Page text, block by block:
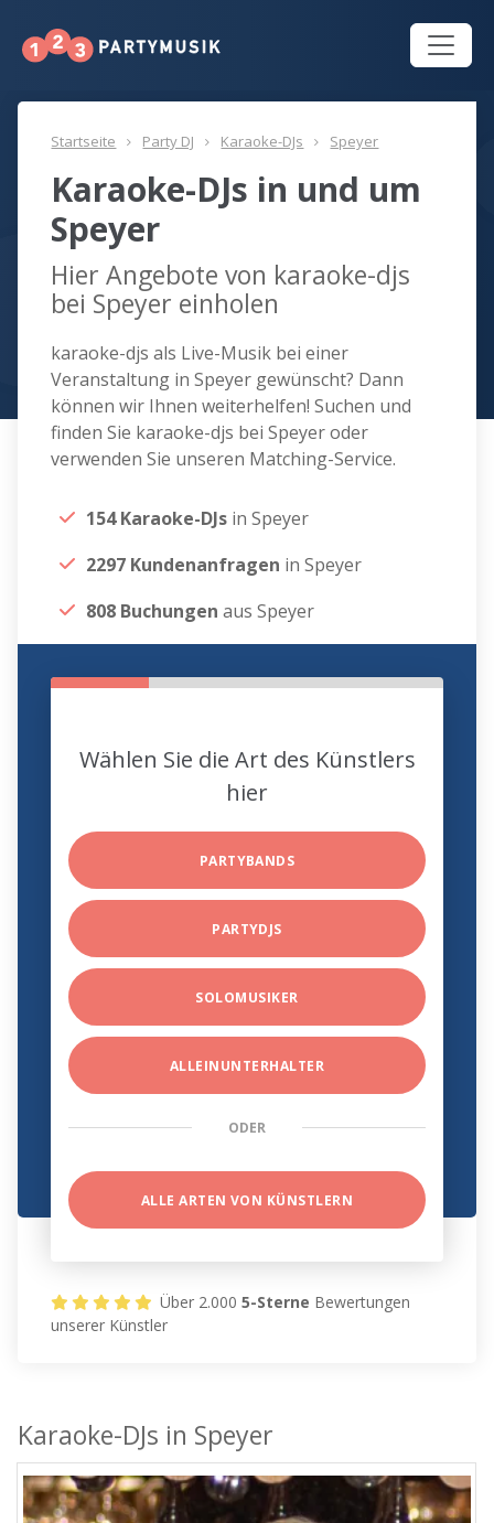
Startseite Party DJ Karaoke-DJs Speyer
Karaoke-DJs in und um
Speyer
Hier Angebote von karaoke-djs
bei Speyer einholen
karaoke-djs als Live-Musik bei einer
Veranstaltung in Speyer gewünscht? Dann
können wir Ihnen weiterhelfen! Suchen und
finden Sie karaoke-djs bei Speyer oder
verwenden Sie unseren Matching-Service.
154 Karaoke-DJs in Speyer
2297 Kundenanfragen in Speyer
808 Buchungen aus Speyer
Wählen Sie die Art des Künstlers
hier
PARTYBANDS
PARTYDJS
SOLOMUSIKER
ALLEINUNTERHALTER
ODER
ALLE ARTEN VON KÜNSTLERN
Über 2.0005-Sterne Bewertungen
unserer Künstler
Karaoke-DJs in Speyer